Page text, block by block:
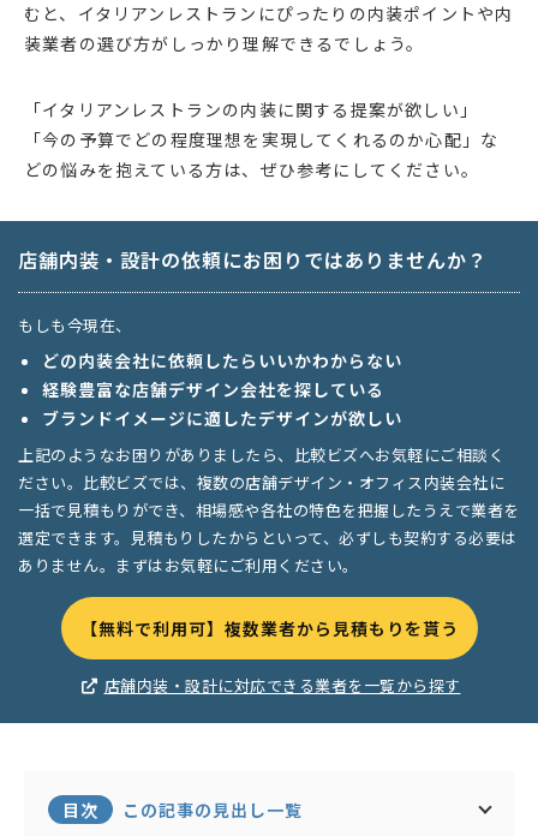
むと、イタリアンレストランにぴったりの内装ポイントや内
装業者の選び方がしっかり理解できるでしょう。
「イタリアンレストランの内装に関する提案が欲しい」
「今の予算でどの程度理想を実現してくれるのか心配」な
どの悩みを抱えている方は、ぜひ参考にしてください。
店舗内装・設計の依頼にお困りではありませんか？
もしも今現在、
どの内装会社に依頼したらいいかわからない
経験豊富な店舗デザイン会社を探している
ブランドイメージに適したデザインが欲しい
上記のようなお困りがありましたら、比較ビズへお気軽にご相談く
ださい。比較ビズでは、複数の店舗デザイン・オフィス内装会社に
一括で見積もりができ、相場感や各社の特色を把握したうえで業者を
選定できます。見積もりしたからといって、必ずしも契約する必要は
ありません。まずはお気軽にご利用ください。
【無料で利用可】複数業者から見積もりを貰う
店舗内装・設計に対応できる業者を一覧から探す
目次 この記事の見出し一覧